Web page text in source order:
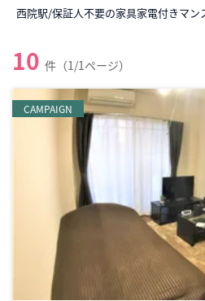
西院駅/保証人不要の家具家電付きマ
10 件（1/1ページ）
CAMPAIGN